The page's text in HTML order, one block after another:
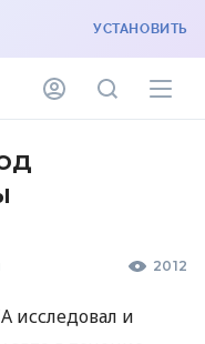
УСТАНОВИТЬ
2012
исследовал и